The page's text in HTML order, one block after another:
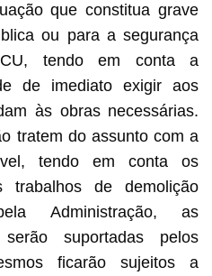
que constitua grave
ou para a segurança
tendo em conta a
de imediato exigir aos
às obras necessárias.
tratem do assunto com a
tendo em conta os
trabalhos de demolição
Administração, as
suportadas pelos
ficarão sujeitos a